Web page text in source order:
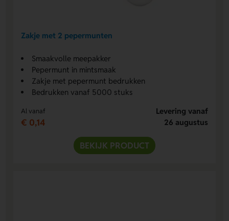
Zakje met 2 pepermunten
Smaakvolle meepakker
Pepermunt in mintsmaak
Zakje met pepermunt bedrukken
Bedrukken vanaf 5000 stuks
Al vanaf
€ 0,14
Levering vanaf
26 augustus
BEKIJK PRODUCT